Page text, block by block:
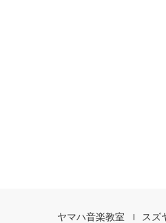
ヤマハ音楽教室 スズ